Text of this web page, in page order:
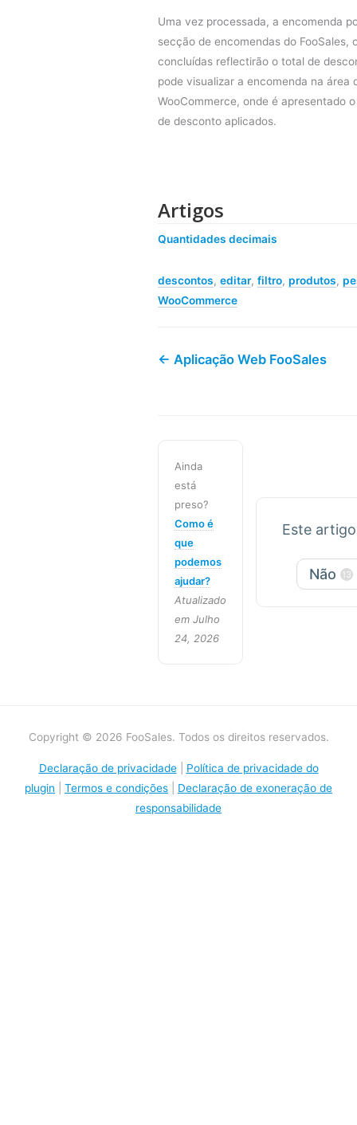
Uma vez processada, a encomenda
secção de encomendas do FooSales,
concluídas reflectirão o total de
pode visualizar a encomenda na área
WooCommerce, onde é apresentado
de desconto aplicados.
Artigos
Quantidades decimais
descontos, editar, filtro, produtos,
WooCommerce
← Aplicação Web FooSales
Ainda
está
preso?
Como é
que
podemos
ajudar?
Atualizado
em Julho
24, 2026
Este
Não 13
Copyright © 2026 FooSales. Todos os direitos reservados.
Declaração de privacidade| Política de privacidade do
plugin
Termos e condições
Declaração de exoneração de
responsabilidade